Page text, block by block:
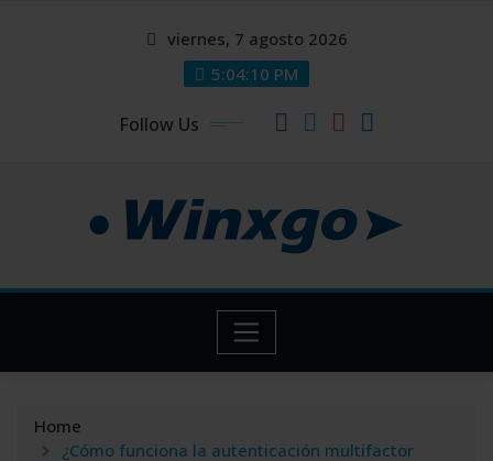
viernes, 7 agosto 2026
5:04:11 PM
Follow Us
Home
¿Cómo funciona la autenticación multifactor